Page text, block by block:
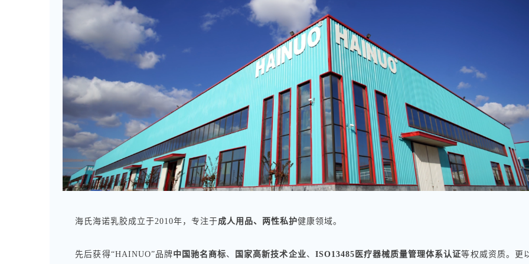
海氏海诺乳胶成立于2010年，专注于成人用品、两性私护健康领域。
先后获得“HAINUO”品牌中国驰名商标、 国家高新技术企业、 ISO13485医疗器械质量管理体系认证等权威资质。更